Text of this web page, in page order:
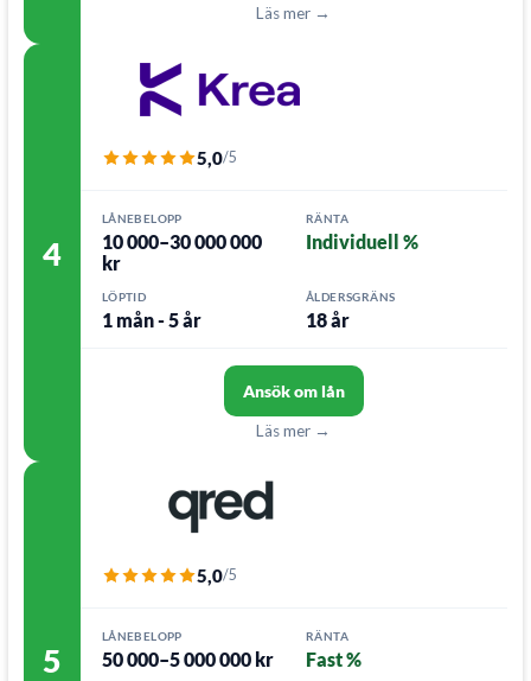
Läs mer →
4
5,0/5
LÅNEBELOPP
10 000–30 000 000
kr
RÄNTA
Individuell %
LÖPTID
1 mån - 5 år
ÅLDERSGRÄNS
18 år
Ansök om lån
Läs mer →
5
5,0/5
LÅNEBELOPP
50 000–5 000 000 kr
RÄNTA
Fast %